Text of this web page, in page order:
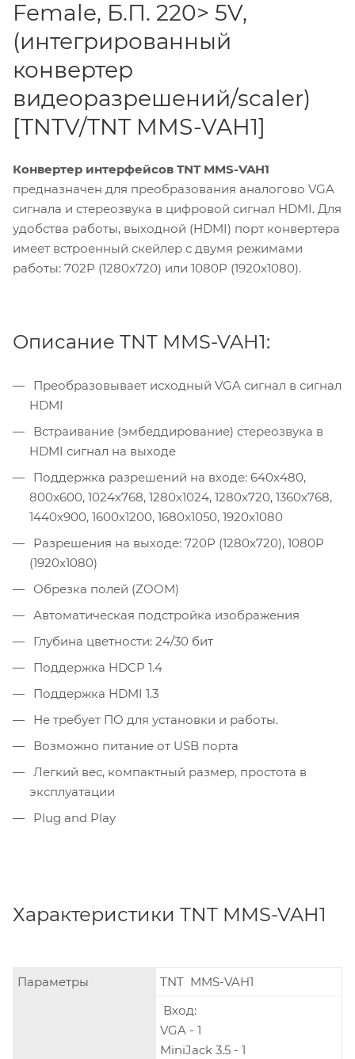
Female, Б.П. 220> 5V,
(интегрированный
конвертер
видеоразрешений/scaler)
[TNTV/TNT MMS-VAH1]
Конвертер интерфейсов TNT MMS-VAH1
предназначен для преобразования аналогово VGA
сигнала и стереозвука в цифровой сигнал HDMI. Для
удобства работы, выходной (HDMI) порт конвертера
имеет встроенный скейлер с двумя режимами
работы: 702P (1280x720) или 1080P (1920x1080).
Описание TNT MMS-VAH1:
Преобразовывает исходный VGA сигнал в сигнал
HDMI
Встраивание (эмбеддирование) стереозвука в
HDMI сигнал на выходе
Поддержка разрешений на входе: 640x480,
800x600, 1024x768, 1280x1024, 1280x720, 1360x768,
1440x900, 1600x1200, 1680x1050, 1920x1080
Разрешения на выходе: 720P (1280x720), 1080P
(1920x1080)
Обрезка полей (ZOOM)
Автоматическая подстройка изображения
Глубина цветности: 24/30 бит
Поддержка HDCP 1.4
Поддержка HDMI 1.3
Не требует ПО для установки и работы.
Возможно питание от USB порта
Легкий вес, компактный размер, простота в
эксплуатации
Plug and Play
Характеристики TNT MMS-VAH1
Параметры TNT MMS-VAH1
Вход:
VGA - 1
MiniJack 3.5 - 1